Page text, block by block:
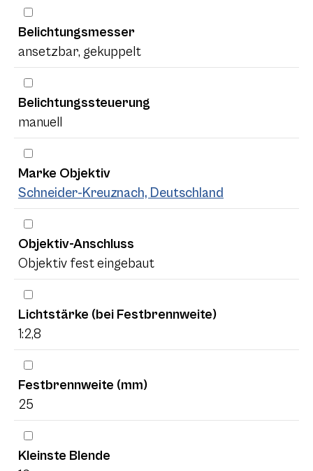
Belichtungsmesser
ansetzbar, gekuppelt
Belichtungssteuerung
manuell
Marke Objektiv
Schneider-Kreuznach, Deutschland
Objektiv-Anschluss
Objektiv fest eingebaut
Lichtstärke (bei Festbrennweite)
1:2,8
Festbrennweite (mm)
25
Kleinste Blende